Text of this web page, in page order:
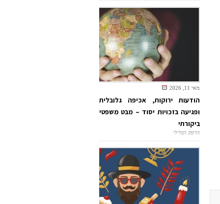
מאי 11, 2026
הודעות ירוקות, אכיפה גלובלית
ופגיעה בזכויות יסוד – מבט משפטי
ביקורתי
הדופק הפלילי